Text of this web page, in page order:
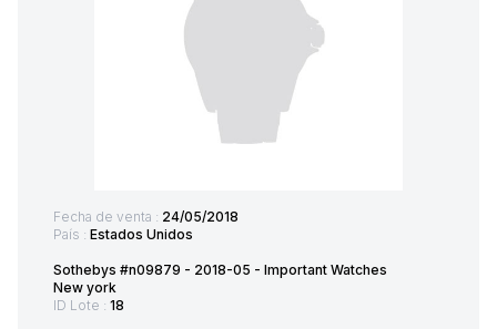
Fecha de venta : 24/05/2018
País : Estados Unidos
Sothebys #n09879 - 2018-05 - Important Watches
New york
ID Lote : 18